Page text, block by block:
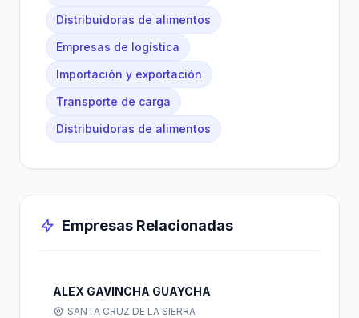
Distribuidoras de alimentos
Empresas de logística
Importación y exportación
Transporte de carga
Distribuidoras de alimentos
Empresas Relacionadas
ALEX GAVINCHA GUAYCHA
SANTA CRUZ DE LA SIERRA